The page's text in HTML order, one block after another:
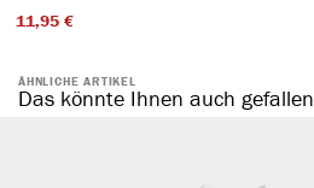
11,95 €​
ÄHNLICHE ARTIKEL
Das könnte Ihnen auch gefallen